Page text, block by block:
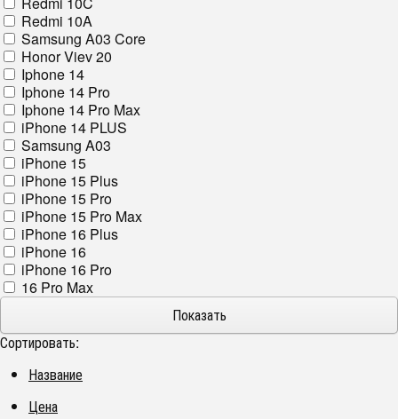
Redmi 10A
Samsung A03 Core
Honor Viev 20
Iphone 14
Iphone 14 Pro
Iphone 14 Pro Max
iPhone 14 PLUS
Samsung A03
iPhone 15
iPhone 15 Plus
iPhone 15 Pro
iPhone 15 Pro Max
iPhone 16 Plus
iPhone 16
iPhone 16 Pro
16 Pro Max
Сортировать:
Название
Цена